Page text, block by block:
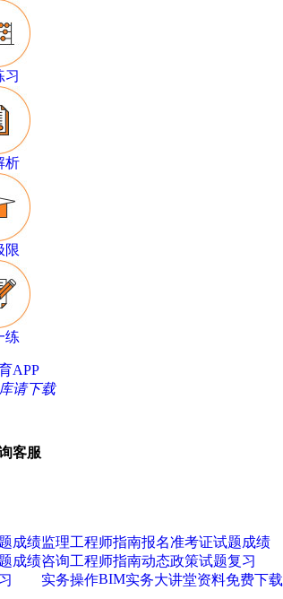
习
析
限
练
APP
请下载
客服
成绩
成绩
监理工程师指南报名准考证试题成绩
咨询工程师指南动态政策试题复习
实务操作BIM实务大讲堂资料免费下载